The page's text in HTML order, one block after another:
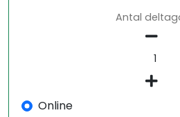
Antal
Online